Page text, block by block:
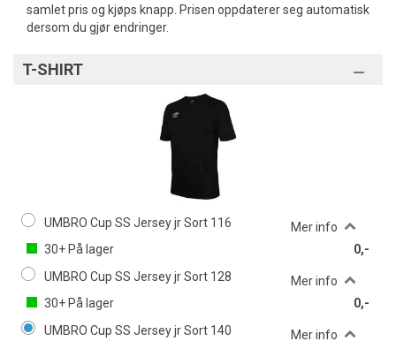
samlet pris og kjøps knapp. Prisen oppdaterer seg automatisk
dersom du gjør endringer.
T-SHIRT
UMBRO Cup SS Jersey jr Sort 116
Mer info
30+ På lager
0,-
UMBRO Cup SS Jersey jr Sort 128
Mer info
30+ På lager
0,-
UMBRO Cup SS Jersey jr Sort 140
Mer info